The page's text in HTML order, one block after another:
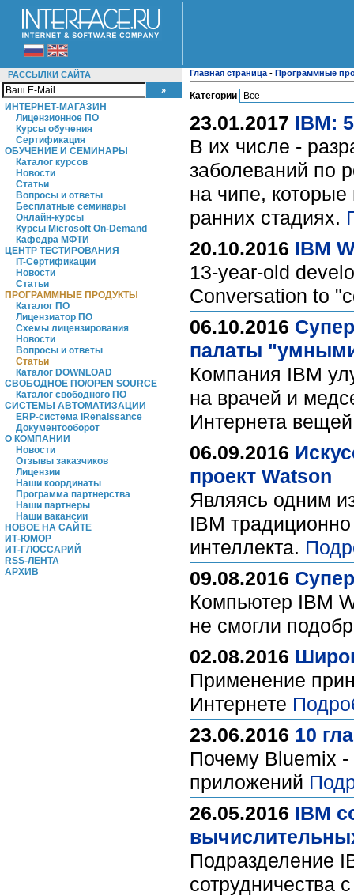
РАССЫЛКИ САЙТА
ИНТЕРНЕТ-МАГАЗИН
Лицензионное ПО
Курсы обучения
Сертификация
ОБУЧЕНИЕ И СЕМИНАРЫ
Каталог курсов
Новости
Статьи
Вопросы и ответы
Бесплатные семинары
Онлайн-курсы
Курсы Microsoft On-Demand
Кафедра МФТИ
ЦЕНТР ТЕСТИРОВАНИЯ
IT-Сертификации
Новости
Статьи
ПРОГРАММНЫЕ ПРОДУКТЫ
Каталог ПО
Лицензиатор ПО
Схемы лицензирования
Новости
Вопросы и ответы
Статьи
Каталог DOWNLOAD
СВОБОДНОЕ ПО/OPEN SOURCE
Каталог свободного ПО
СИСТЕМЫ АВТОМАТИЗАЦИИ
ERP-система iRenaissance
Документооборот
О КОМПАНИИ
Новости
Отзывы заказчиков
Лицензии
Наши координаты
Программа партнерства
Наши партнеры
Наши вакансии
НОВОЕ НА САЙТЕ
ИТ-ЮМОР
ИТ-ГЛОССАРИЙ
RSS-ЛЕНТА
АРХИВ
Главная страница - Программные
Категории
23.01.2017 IBM:
В их числе -
заболеваний по
на чипе,
ранних стадиях.
20.10.2016 IBM
13-year-old
Conversation to
06.10.2016
палаты
Компания IBM
на врачей и
Интернета
06.09.2016
проект Watson
Являясь одним
IBM
интеллекта.
09.08.2016
Компьютер IBM
не смогли
02.08.2016
Применение
Интернете
23.06.2016 10
Почему Bluemix -
приложений
26.05.2016 IBM
Подразделение
сотрудничества